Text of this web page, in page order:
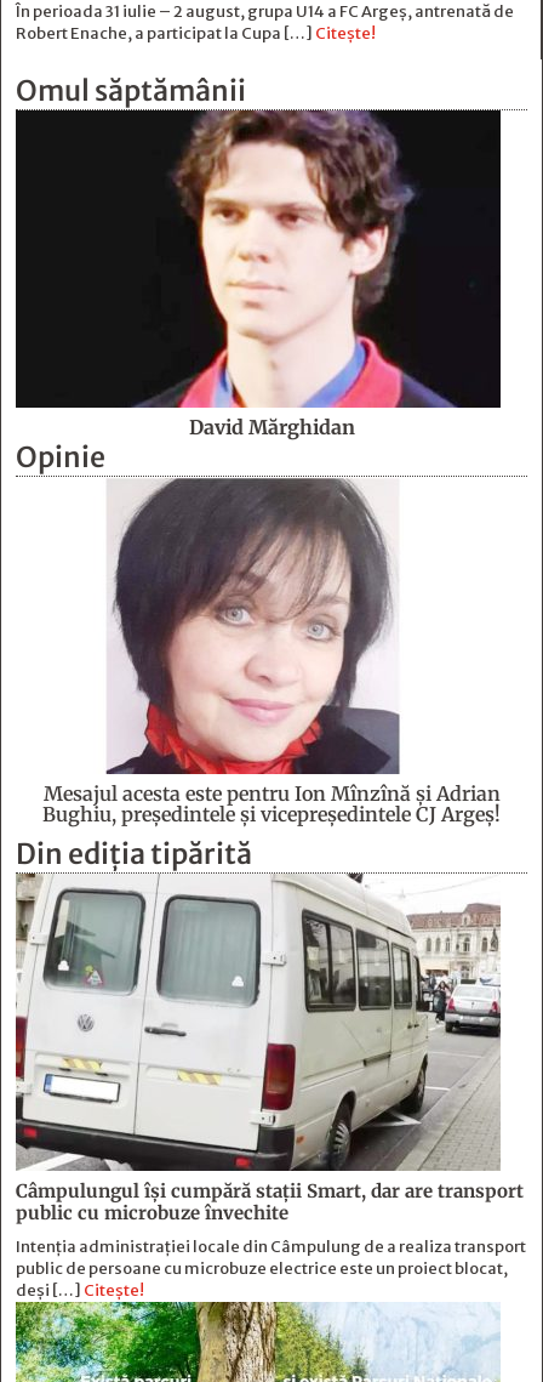
În perioada 31 iulie – 2 august, grupa U14 a FC Argeș, antrenată de
Robert Enache, a participat la Cupa […] Citește!
Omul săptămânii
David Mărghidan
Opinie
Mesajul acesta este pentru Ion Mînzînă şi Adrian
Bughiu, preşedintele şi vicepreşedintele CJ Argeş!
Din ediția tipărită
Câmpulungul îşi cumpără staţii Smart, dar are transport
public cu microbuze învechite
Intenția administrației locale din Câmpulung de a realiza transport
public de persoane cu microbuze electrice este un proiect blocat,
deși […] Citește!